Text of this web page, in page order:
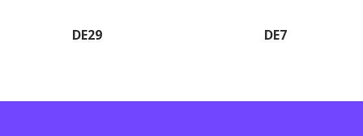
DE29 DE7